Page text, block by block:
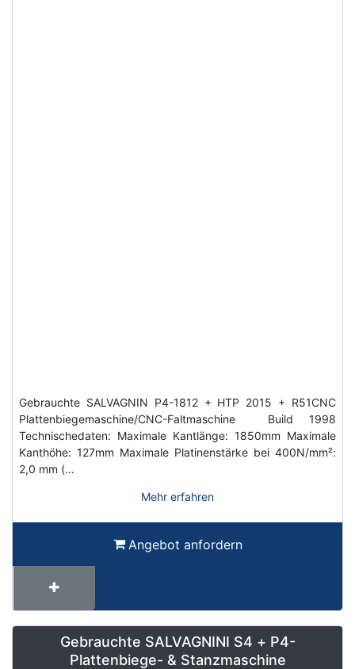
Gebrauchte SALVAGNIN P4-1812 + HTP 2015 + R51CNC
Plattenbiegemaschine/CNC-Faltmaschine Build 1998
Technischedaten: Maximale Kantlänge: 1850mm Maximale
Kanthöhe: 127mm Maximale Platinenstärke bei 400N/mm²:
2,0 mm (…
Mehr erfahren
Angebot anfordern
Gebrauchte SALVAGNINI S4 + P4-
Plattenbiege- & Stanzmaschine